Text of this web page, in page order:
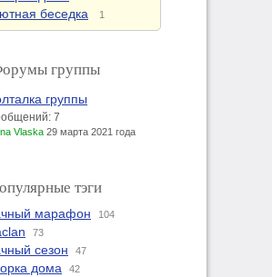
беседка 1
группы
группы
7
Vlaska 29 марта 2021 года
тэги
марафон 104
73
сезон 47
дома 42